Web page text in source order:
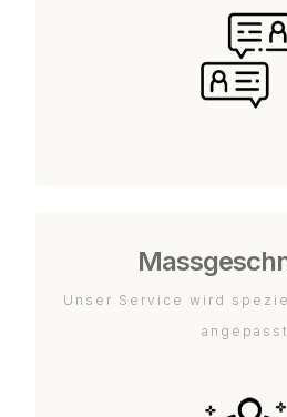
Unser Service wird
angepasst.